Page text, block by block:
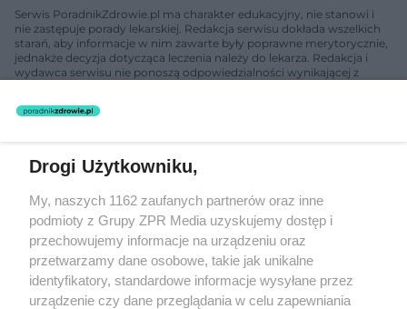
Serwis PoradnikZdrowie.pl ma charakter edukacyjny, nie stanowi i
nie zastępuje porady lekarskiej. Redakcja serwisu dokłada wszelkich
starań, aby informacje w nim zawarte były poprawne merytorycznie,
jednakże decyzja dotycząca leczenia należy do lekarza. Redakcja i
wydawca serwisu nie ponoszą odpowiedzialności wynikającej z
świadczeń zdrowotnych w rozumieniu art. 3 ust 1 ustawy o
rozpowszechniany lub dalej rozpowszechniany w jakikolwiek sposób
(w tym także elektroniczny lub mechaniczny) na jakimkolwiek polu
eksploatacji w jakiejkolwiek formie, włącznie z umieszczaniem w
Internecie bez pisemnej zgody właściciela praw. Jakiekolwiek użycie
lub wykorzystanie utworów w całości lub w części z naruszeniem
prawa, tzn. bez właściwej zgody, jest zabronione pod groźbą kary i
może być ścigane prawnie.
Drogi Użytkowniku,
My, naszych 1162 zaufanych partnerów oraz inne
podmioty z Grupy ZPR Media uzyskujemy dostęp i
przechowujemy informacje na urządzeniu oraz
przetwarzamy dane osobowe, takie jak unikalne
identyfikatory, standardowe informacje wysyłane przez
urządzenie czy dane przeglądania w celu zapewniania